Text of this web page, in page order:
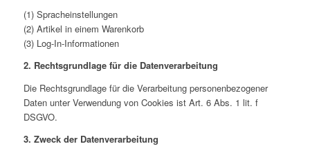
(1) Spracheinstellungen
(2) Artikel in einem Warenkorb
(3) Log-In-Informationen
2. Rechtsgrundlage für die Datenverarbeitung
Die Rechtsgrundlage für die Verarbeitung personenbezogener
Daten unter Verwendung von Cookies ist Art. 6 Abs. 1 lit. f
DSGVO.
3. Zweck der Datenverarbeitung